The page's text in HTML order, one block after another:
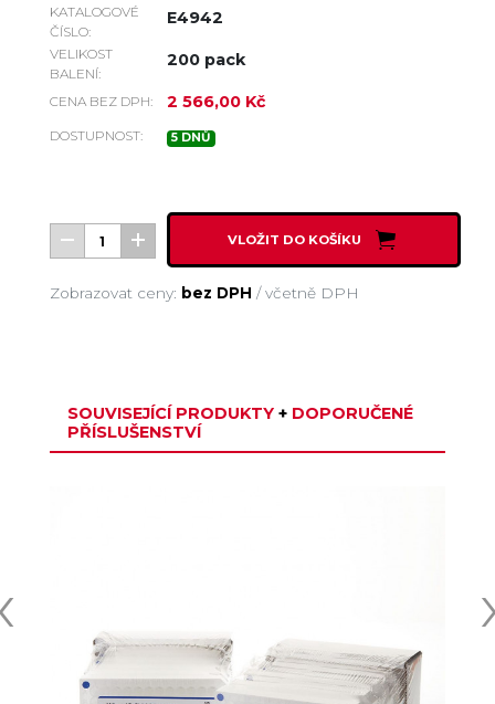
KATALOGOVÉ
ČÍSLO:
E4942
VELIKOST
BALENÍ:
200 pack
CENA BEZ DPH: 2 566,00 Kč
DOSTUPNOST: 5 DNŮ
VLOŽIT DO KOŠÍKU
Zobrazovat ceny: bez DPH /včetně DPH
SOUVISEJÍCÍ PRODUKTY +DOPORUČENÉ
PŘÍSLUŠENSTVÍ